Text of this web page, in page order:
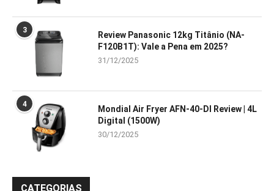
3
Review Panasonic 12kg Titânio (NA-
F120B1T): Vale a Pena em 2025?
31/12/2025
4
Mondial Air Fryer AFN-40-DI Review | 4L
Digital (1500W)
30/12/2025
CATEGORIAS